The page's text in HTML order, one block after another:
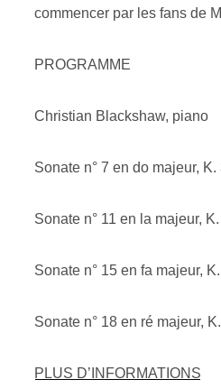
commencer par les fans de
PROGRAMME
Christian Blackshaw, piano
Sonate n° 7 en do majeur, K.
Sonate n° 11 en la majeur,
Sonate n° 15 en fa majeur,
Sonate n° 18 en ré majeur,
PLUS D’INFORMATIONS